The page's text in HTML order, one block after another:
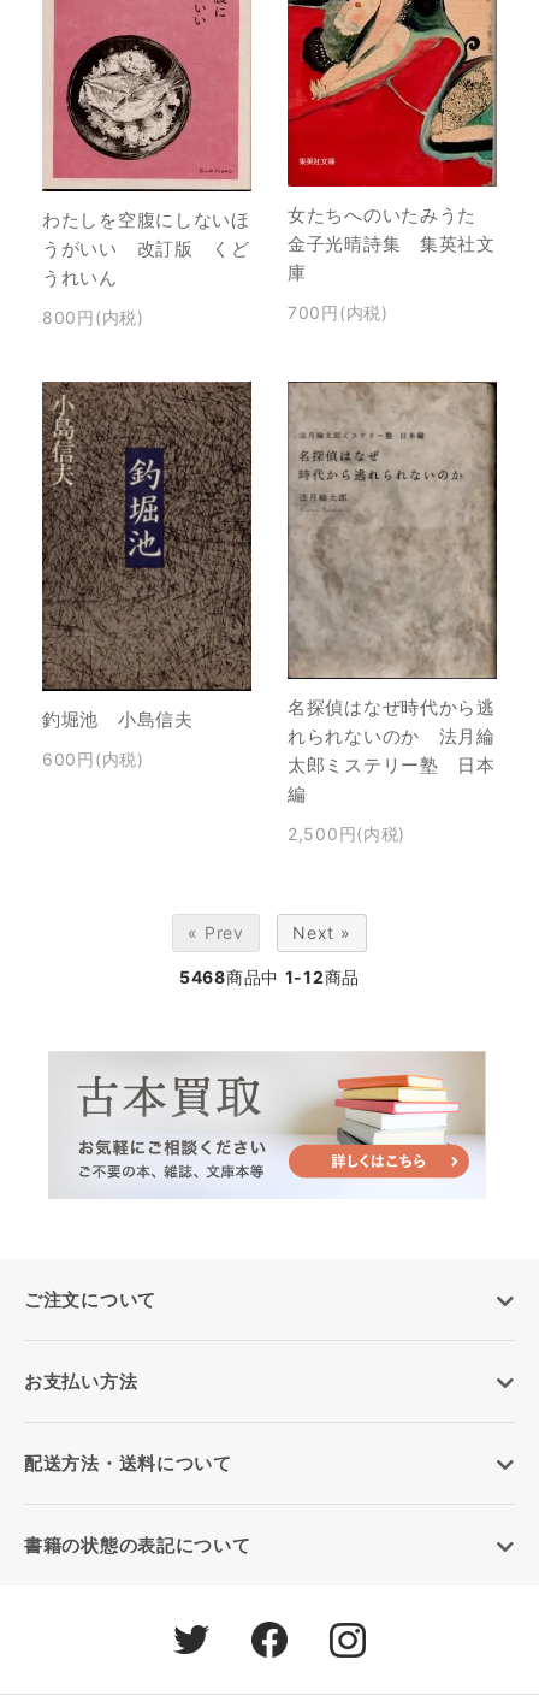
わたしを空腹にしないほ
うがいい 改訂版 くど
うれいん
800円(内税)
女たちへのいたみうた
金子光晴詩集 集英社文
庫
700円(内税)
釣堀池 小島信夫
600円(内税)
名探偵はなぜ時代から逃
れられないのか 法月綸
太郎ミステリー塾 日本
編
2,500円(内税)
« Prev Next »
5468商品中 1-12商品
ご注文について
お支払い方法
配送方法・送料について
書籍の状態の表記について